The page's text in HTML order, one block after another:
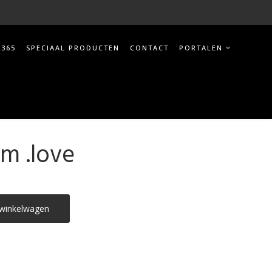
SPECIAAL PRODUCTEN CONTACT PORTALEN
.love